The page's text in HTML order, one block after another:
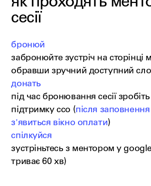
сесії
бронюй
забронюйте зустріч на сторінці
обравши зручний доступний
донать
під час бронювання сесії
підтримку ссо (після
з'явиться вікно оплати)
спілкуйся
зустріньтесь з ментором у
триває 60 хв)